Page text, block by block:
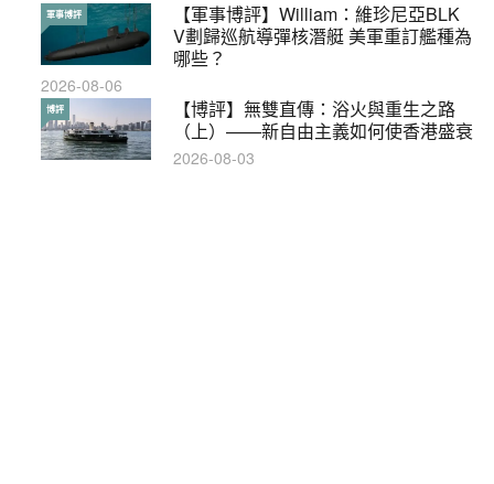
【軍事博評】William：維珍尼亞BLK
V劃歸巡航導彈核潛艇 美軍重訂艦種為
哪些？
軍事博評
2026-08-06
【博評】無雙直傳：浴火與重生之路
（上）——新自由主義如何使香港盛衰
博評
2026-08-03
本港保護兒童法例雜亂互相矛盾家長易
墮法網
特稿
2019-05-21
【輕百科】甚麼按摩院要領牌？顧客涉
及刑責嗎？
輕百科
2021-05-13